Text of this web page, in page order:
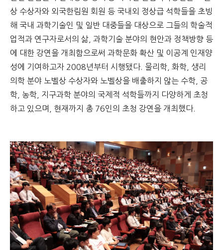
상 수상자와 외국한림원 회원 등 국내외 정상급 석학들을 초빙
해 국내 과학기술인 및 일반 대중들을 대상으로 그들의 학술적
업적과 연구자로서의 삶, 과학기술 분야의 현안과 정책방향 등
에 대한 강연을 개최함으로써 과학문화 확산 및 이공계 인재양
성에 기여하고자 2008년부터 시행됐다. 물리학, 화학, 생리
의학 분야 노벨상 수상자와 노벨상을 배출하지 않는 수학, 공
학, 농학, 지구과학 분야의 국제적 석학들까지 다양하게 초청
하고 있으며, 현재까지 총 76인의 초청 강연을 개최했다.